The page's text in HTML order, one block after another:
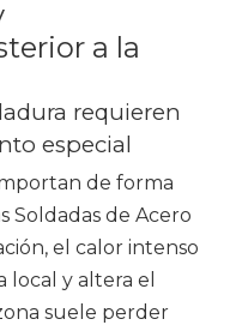
a la
requieren
especial
de forma
Soldadas de Acero
el calor intenso
y altera el
suele perder